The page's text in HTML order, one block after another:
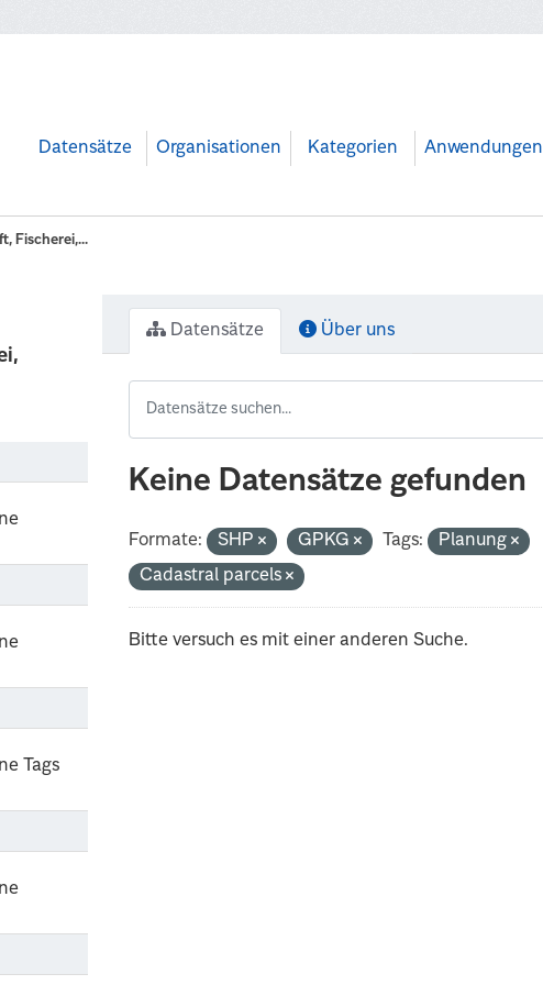
Datensätze Organisationen Kategorien Anwendungen
Fischerei,...
Tags
Datensätze Über uns
Keine Datensätze gefunden
Formate: SHP GPKG Tags:
Planung
Cadastral parcels
Bitte versuch es mit einer anderen Suche.